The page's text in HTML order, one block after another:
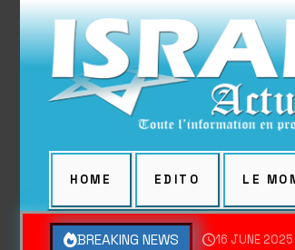
Skip
to
content
HOME EDITO LE
BREAKING NEWS 16 JUNE 2025